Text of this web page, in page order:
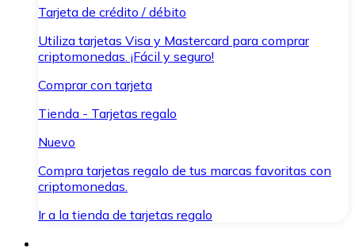
Tarjeta de crédito / débito
Utiliza tarjetas Visa y Mastercard para comprar
criptomonedas. ¡Fácil y seguro!
Comprar con tarjeta
Tienda - Tarjetas regalo
Nuevo
Compra tarjetas regalo de tus marcas favoritas con
criptomonedas.
Ir a la tienda de tarjetas regalo